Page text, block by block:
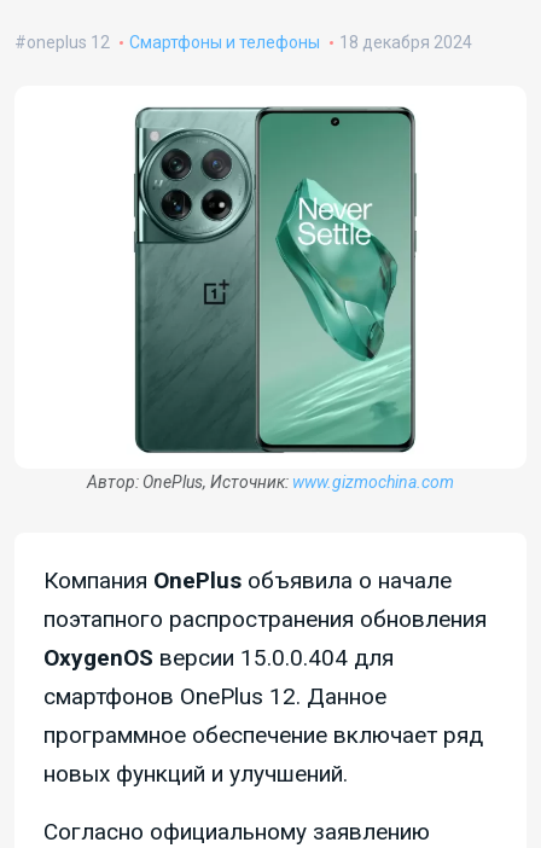
oneplus 12 Смартфоны и телефоны 18 декабря 2024
Автор: OnePlus, Источник: www.gizmochina.com
Компания OnePlus объявила о начале
поэтапного распространения обновления
OxygenOS версии 15.0.0.404 для
смартфонов OnePlus 12. Данное
программное обеспечение включает ряд
новых функций и улучшений.
Согласно официальному заявлению